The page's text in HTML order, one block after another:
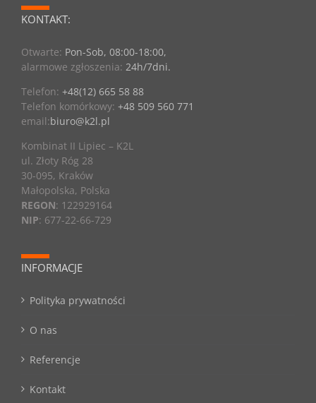
KONTAKT:
Otwarte: Pon-Sob, 08:00-18:00,
alarmowe zgłoszenia: 24h/7dni.
Telefon: +48(12) 665 58 88
Telefon komórkowy: +48 509 560 771
email:biuro@k2l.pl
Kombinat II Lipiec – K2L
ul. Złoty Róg 28
30-095, Kraków
Małopolska, Polska
REGON: 122929164
NIP: 677-22-66-729
INFORMACJE
Polityka prywatności
O nas
Referencje
Kontakt